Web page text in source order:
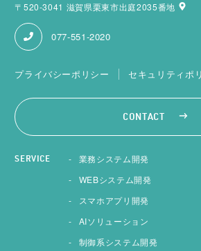
〒520-3041 滋賀県栗東市出庭2035番地
077-551-2020
プライバシーポリシー セキュリティポ
CONTACT
SERVICE
業務システム開発
WEBシステム開発
スマホアプリ開発
AIソリューション
制御系システム開発